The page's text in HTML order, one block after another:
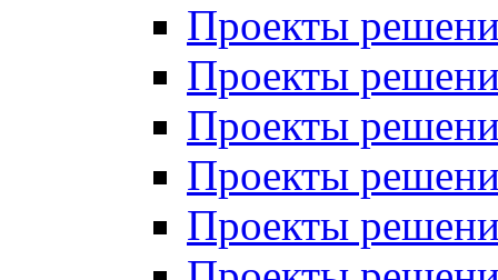
Проекты
Проекты
Проекты
Проекты
Проекты